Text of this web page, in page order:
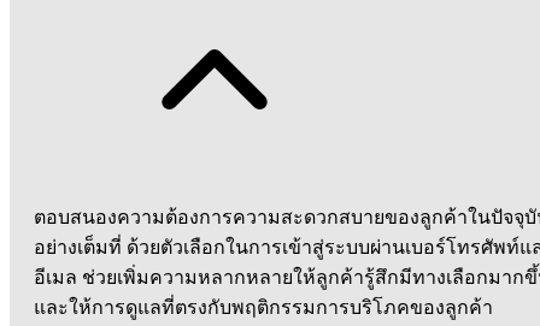
ตอบสนองความต้องการความสะดวกสบายของลูกค้าในปัจจุ
อย่างเต็มที่ ด้วยตัวเลือกในการเข้าสู่ระบบผ่านเบอร์โทรศัพท์แ
อีเมล ช่วยเพิ่มความหลากหลายให้ลูกค้ารู้สึกมีทางเลือกมาก
และให้การดูแลที่ตรงกับพฤติกรรมการบริโภคของลูกค้า